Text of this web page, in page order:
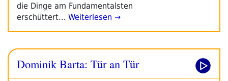
die Dinge am Fundamentalsten
erschüttert… Weiterlesen →
Dominik Barta: Tür an Tür